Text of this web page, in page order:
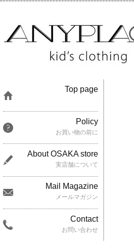
Top page
Policy
お買い物の前に
About OSAKA store
実店舗について
Mail Magazine
メールマガジン
Contact
お問い合わせ